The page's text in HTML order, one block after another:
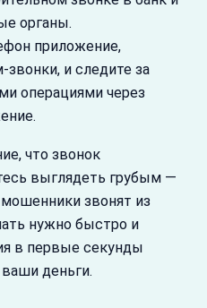
органы.
приложение,
и следите за
операциями через
что звонок
выглядеть грубым —
звонят из
нужно быстро и
в первые секунды
деньги.